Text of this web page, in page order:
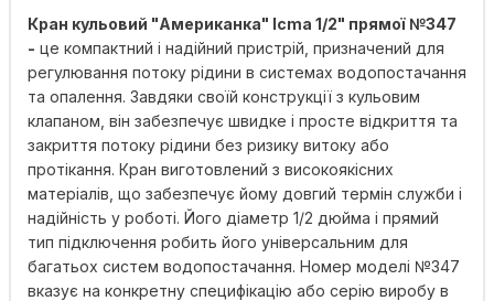
Кран кульовий "Американка" Icma 1/2" прямої №347
- це компактний і надійний пристрій, призначений для
регулювання потоку рідини в системах водопостачання
та опалення. Завдяки своїй конструкції з кульовим
клапаном, він забезпечує швидке і просте відкриття та
закриття потоку рідини без ризику витоку або
протікання. Кран виготовлений з високоякісних
матеріалів, що забезпечує йому довгий термін служби і
надійність у роботі. Його діаметр 1/2 дюйма і прямий
тип підключення робить його універсальним для
багатьох систем водопостачання. Номер моделі №347
вказує на конкретну специфікацію або серію виробу в